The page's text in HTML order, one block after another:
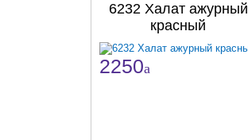
6232 Халат ажурный
красный
2250a